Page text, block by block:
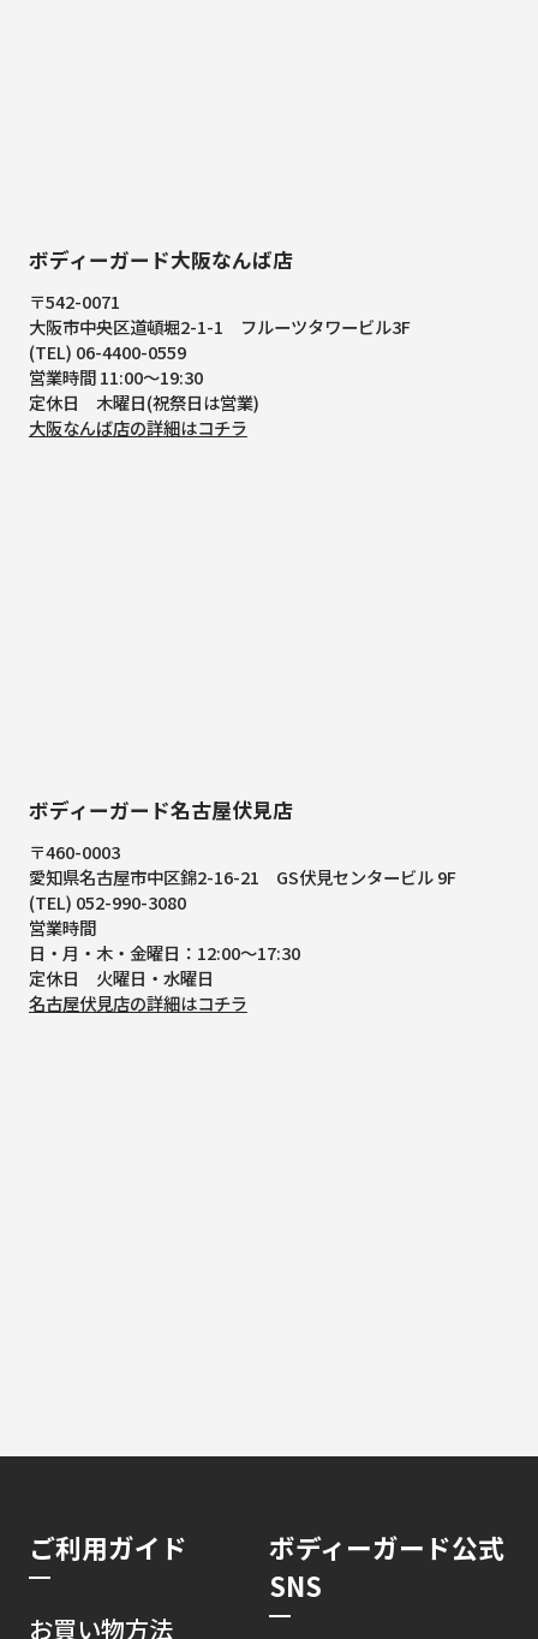
ボディーガード大阪なんば店
〒542-0071
大阪市中央区道頓堀2-1-1
フルーツタワービル3F
(TEL) 06-4400-0559
営業時間 11:00～19:30
定休日 木曜日(祝祭日は営業)
大阪なんば店の詳細はコチラ
ボディーガード名古屋伏見店
〒460-0003
愛知県名古屋市中区錦2-16-21 GS伏見センタービル 9F
(TEL) 052-990-3080
営業時間
日・月・木・金曜日：12:00～17:30
定休日 火曜日・水曜日
名古屋伏見店の詳細はコチラ
ご利用ガイド
お買い物方法
ボディーガード公式
SNS